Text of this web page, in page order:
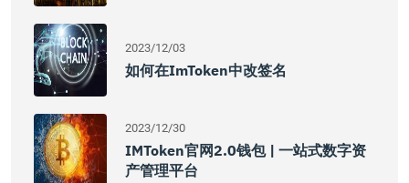
2023/12/03
如何在imToken中改签名
2023/12/30
IMToken官网2.0钱包 | 一站式数字资
产管理平台